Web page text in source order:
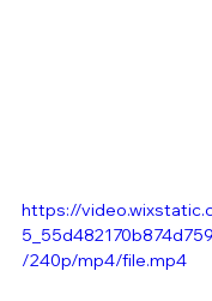
https://
/240p/mp4/file.mp4